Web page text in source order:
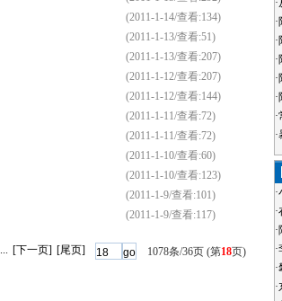
(2011-1-14/查看:134)
(2011-1-13/查看:51)
(2011-1-13/查看:207)
(2011-1-12/查看:207)
(2011-1-12/查看:144)
(2011-1-11/查看:72)
(2011-1-11/查看:72)
(2011-1-10/查看:60)
(2011-1-10/查看:123)
(2011-1-9/查看:101)
(2011-1-9/查看:117)
... [下一页] [尾页] 1078条/36页 (第18页)
·
·
·
·
·
·
·
·
·
·
·
·
·
·